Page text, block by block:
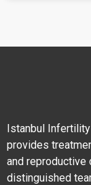
Istanbul Infertility
provides
and reproductive
distinguished